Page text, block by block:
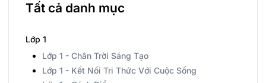
Tất cả danh mục
Lớp 1
Lớp 1 - Chân Trời Sáng Tạo
Lớp 1 - Kết Nối Tri Thức Với Cuộc Sống